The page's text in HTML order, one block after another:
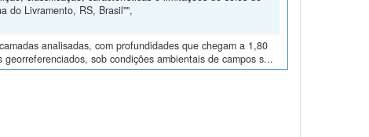
do Livramento, RS, Brasil"",
analisadas, com profundidades que chegam a 1,80
sob condições ambientais de campos s...